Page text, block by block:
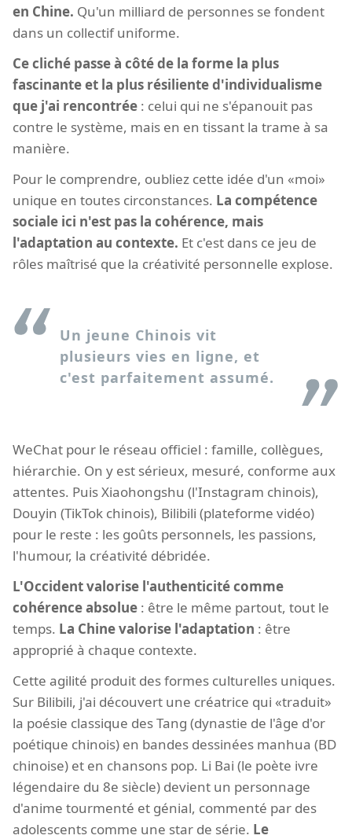
en Chine. Qu'un milliard de personnes se fondent
dans un collectif uniforme.
Ce cliché passe à côté de la forme la plus
fascinante et la plus résiliente d'individualisme
que j'ai rencontrée : celui qui ne s'épanouit pas
contre le système, mais en en tissant la trame à sa
manière.
Pour le comprendre, oubliez cette idée d'un «moi»
unique en toutes circonstances. La compétence
sociale ici n'est pas la cohérence, mais
l'adaptation au contexte. Et c'est dans ce jeu de
rôles maîtrisé que la créativité personnelle explose.
Un jeune Chinois vit
plusieurs vies en ligne, et
c'est parfaitement assumé.
WeChat pour le réseau officiel : famille, collègues,
hiérarchie. On y est sérieux, mesuré, conforme aux
attentes. Puis Xiaohongshu (l'Instagram chinois),
Douyin (TikTok chinois), Bilibili (plateforme vidéo)
pour le reste : les goûts personnels, les passions,
l'humour, la créativité débridée.
L'Occident valorise l'authenticité comme
cohérence absolue : être le même partout, tout le
temps. La Chine valorise l'adaptation : être
approprié à chaque contexte.
Cette agilité produit des formes culturelles uniques.
Sur Bilibili, j'ai découvert une créatrice qui «traduit»
la poésie classique des Tang (dynastie de l'âge d'or
poétique chinois) en bandes dessinées manhua (BD
chinoise) et en chansons pop. Li Bai (le poète ivre
légendaire du 8e siècle) devient un personnage
d'anime tourmenté et génial, commenté par des
adolescents comme une star de série. Le